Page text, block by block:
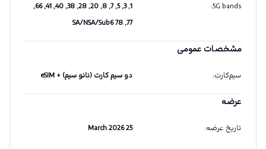
5G bands
:
1, 3, 5, 7, 8, 20, 28, 38, 40, 41, 66,
77, 78 SA/NSA/Sub6
مشخصات عمومی
سیم‌کارت: دو سیم کارت (نانو سیم) + eSIM
عرضه
تاریخ عرضه:
25 March 2026